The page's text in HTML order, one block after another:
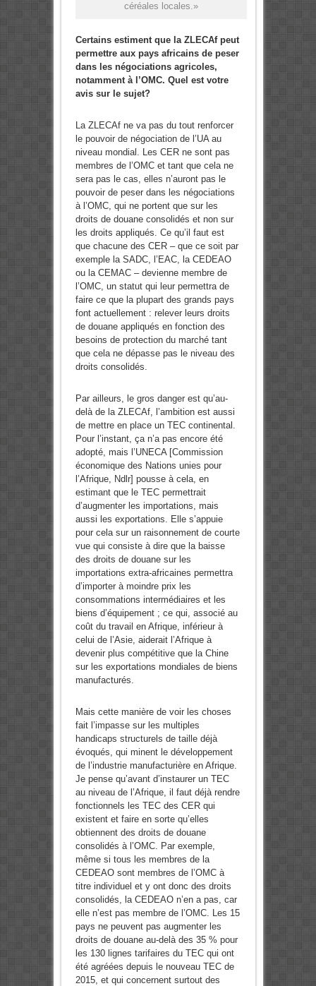
céréales locales.»
Certains estiment que la ZLECAf peut
permettre aux pays africains de peser
dans les négociations agricoles,
notamment à l’OMC. Quel est votre
avis sur le sujet?
La ZLECAf ne va pas du tout renforcer
le pouvoir de négociation de l’UA au
niveau mondial. Les CER ne sont pas
membres de l’OMC et tant que cela ne
sera pas le cas, elles n’auront pas le
pouvoir de peser dans les négociations
à l’OMC, qui ne portent que sur les
droits de douane consolidés et non sur
les droits appliqués. Ce qu’il faut est
que chacune des CER – que ce soit par
exemple la SADC, l’EAC, la CEDEAO
ou la CEMAC – devienne membre de
l’OMC, un statut qui leur permettra de
faire ce que la plupart des grands pays
font actuellement : relever leurs droits
de douane appliqués en fonction des
besoins de protection du marché tant
que cela ne dépasse pas le niveau des
droits consolidés.
Par ailleurs, le gros danger est qu’au-
delà de la ZLECAf, l’ambition est aussi
de mettre en place un TEC continental.
Pour l’instant, ça n’a pas encore été
adopté, mais l’UNECA [Commission
économique des Nations unies pour
l’Afrique, Ndlr] pousse à cela, en
estimant que le TEC permettrait
d’augmenter les importations, mais
aussi les exportations. Elle s’appuie
pour cela sur un raisonnement de courte
vue qui consiste à dire que la baisse
des droits de douane sur les
importations extra-africaines permettra
d’importer à moindre prix les
consommations intermédiaires et les
biens d’équipement ; ce qui, associé au
coût du travail en Afrique, inférieur à
celui de l’Asie, aiderait l’Afrique à
devenir plus compétitive que la Chine
sur les exportations mondiales de biens
manufacturés.
Mais cette manière de voir les choses
fait l’impasse sur les multiples
handicaps structurels de taille déjà
évoqués, qui minent le développement
de l’industrie manufacturière en Afrique.
Je pense qu’avant d’instaurer un TEC
au niveau de l’Afrique, il faut déjà rendre
fonctionnels les TEC des CER qui
existent et faire en sorte qu’elles
obtiennent des droits de douane
consolidés à l’OMC. Par exemple,
même si tous les membres de la
CEDEAO sont membres de l’OMC à
titre individuel et y ont donc des droits
consolidés, la CEDEAO n’en a pas, car
elle n’est pas membre de l’OMC. Les 15
pays ne peuvent pas augmenter les
droits de douane au-delà des 35 % pour
les 130 lignes tarifaires du TEC qui ont
été agréées depuis le nouveau TEC de
2015, et qui concernent surtout des